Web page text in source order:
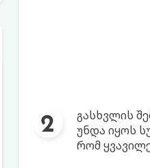
გასხვლის
უნდა იყოს
რომ